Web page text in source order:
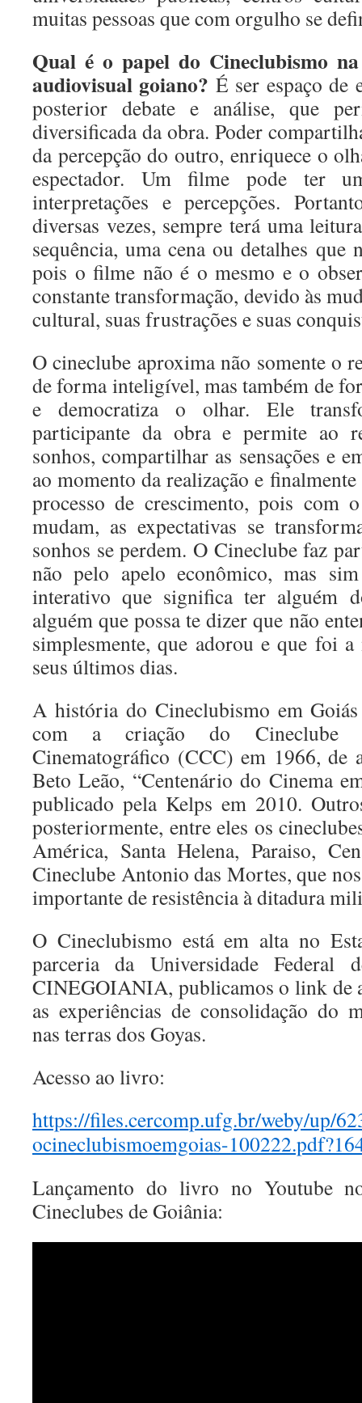
muitas pessoas que com orgulho se
Qual é o papel do Cineclubismo
audiovisual goiano? É ser espaço de
posterior debate e análise, que
diversificada da obra. Poder
da percepção do outro, enriquece o
espectador. Um filme pode ter
interpretações e percepções.
diversas vezes, sempre terá uma
sequência, uma cena ou detalhes que
pois o filme não é o mesmo e o
constante transformação, devido às
cultural, suas frustrações e suas
O cineclube aproxima não somente o
de forma inteligível, mas também de
e democratiza o olhar. Ele
participante da obra e permite ao
sonhos, compartilhar as sensações e
ao momento da realização e
processo de crescimento, pois com
mudam, as expectativas se
sonhos se perdem. O Cineclube faz
não pelo apelo econômico, mas
interativo que significa ter alguém
alguém que possa te dizer que não
simplesmente, que adorou e que foi
seus últimos dias.
A história do Cineclubismo em
com a criação do Cineclube
Cinematográfico (CCC) em 1966,
Beto Leão, “Centenário do Cinema
publicado pela Kelps em 2010.
posteriormente, entre eles os
América, Santa Helena, Paraiso,
Cineclube Antonio das Mortes, que
importante de resistência à ditadura
O Cineclubismo está em alta no
parceria da Universidade
CINEGOIANIA, publicamos o link de
as experiências de consolidação do
nas terras dos Goyas.
Acesso ao livro:
https://files.cercomp.ufg.br/weby/up/
ocineclubismoemgoias-
Lançamento do livro no Youtube
Cineclubes de Goiânia: